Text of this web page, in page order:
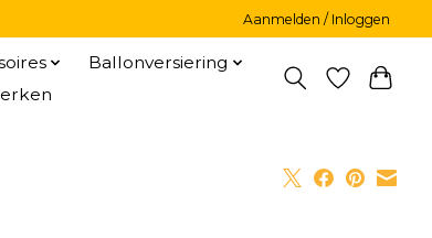
Aanmelden / Inloggen
Ballonversiering